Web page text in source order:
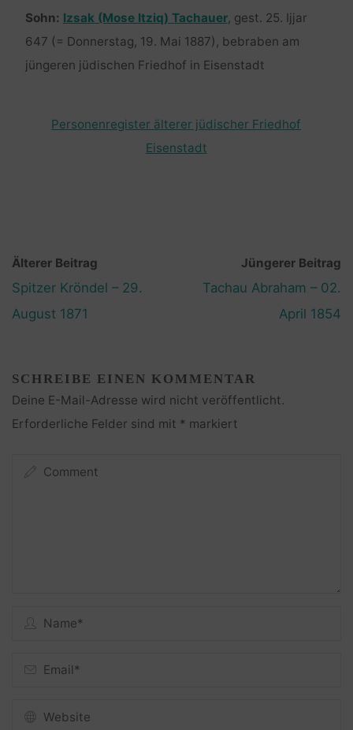
Sohn: Izsak (Mose Itziq) Tachauer, gest. 25. Ijjar
647 (= Donnerstag, 19. Mai 1887), bebraben am
jüngeren jüdischen Friedhof in Eisenstadt
Personenregister älterer jüdischer Friedhof
Eisenstadt
Älterer Beitrag
Spitzer Kröndel – 29.
August 1871
Jüngerer Beitrag
Tachau Abraham – 02.
April 1854
SCHREIBE EINEN KOMMENTAR
Deine E-Mail-Adresse wird nicht veröffentlicht.
Erforderliche Felder sind mit * markiert